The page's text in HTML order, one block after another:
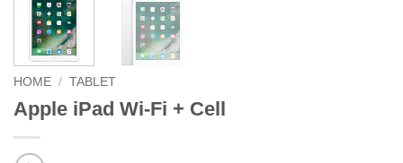
HOME / TABLET
Apple iPad Wi-Fi + Cell